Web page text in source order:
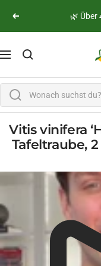
Previous
Navigation
Vitis vinifera
Tafeltraube,